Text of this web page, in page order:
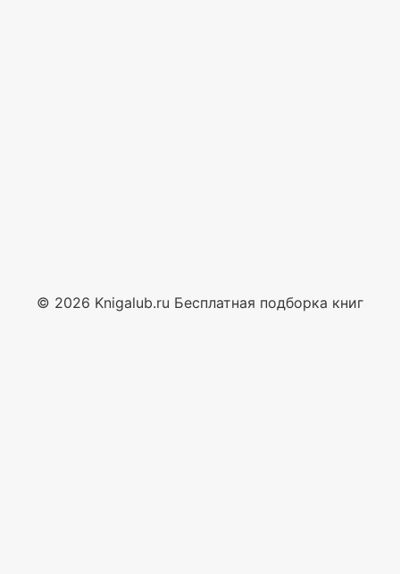
© 2026 Knigalub.ru Бесплатная подборка книг